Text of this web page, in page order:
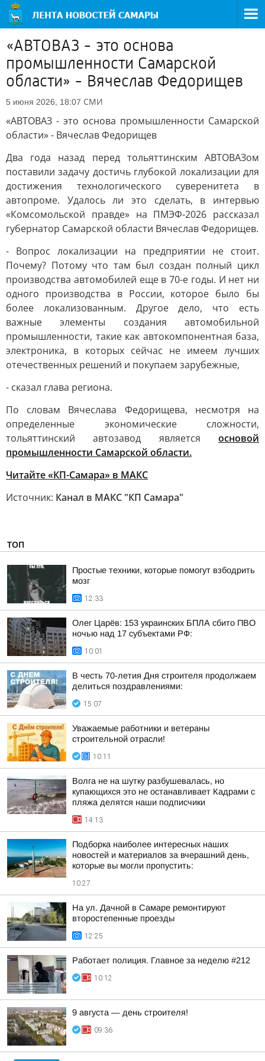
«АВТОВАЗ - это основа
промышленности Самарской
области» - Вячеслав Федорищев
5 июня 2026, 18:07 СМИ
«АВТОВАЗ - это основа промышленности Самарской
области» - Вячеслав Федорищев
Два года назад перед тольяттинским АВТОВАЗом
поставили задачу достичь глубокой локализации для
достижения технологического суверенитета в
автопроме. Удалось ли это сделать, в интервью
«Комсомольской правде» на ПМЭФ-2026 рассказал
губернатор Самарской области Вячеслав Федорищев.
- Вопрос локализации на предприятии не стоит.
Почему? Потому что там был создан полный цикл
производства автомобилей еще в 70-е годы. И нет ни
одного производства в России, которое было бы
более локализованным. Другое дело, что есть
важные элементы создания автомобильной
промышленности, такие как автокомпонентная база,
электроника, в которых сейчас не имеем лучших
отечественных решений и покупаем зарубежные,
- сказал глава региона.
По словам Вячеслава Федорищева, несмотря на
определенные экономические сложности,
тольяттинский автозавод является основой
промышленности Самарской области.
Читайте «КП-Самара» в МАКС
Источник: Канал в МАКС "КП Самара"
ТОП
Простые техники, которые помогут взбодрить
мозг
12:33
Олег Царёв: 153 украинских БПЛА сбито ПВО
ночью над 17 субъектами РФ:
10:01
В честь 70-летия Дня строителя продолжаем
делиться поздравлениями:
15:07
Уважаемые работники и ветераны
строительной отрасли!
10:11
Волга не на шутку разбушевалась, но
купающихся это не останавливает Кадрами с
пляжа делятся наши подписчики
14:13
Подборка наиболее интересных наших
новостей и материалов за вчерашний день,
которые вы могли пропустить:
10:27
На ул. Дачной в Самаре ремонтируют
второстепенные проезды
12:25
Работает полиция. Главное за неделю #212
10:12
9 августа — день строителя!
09:36